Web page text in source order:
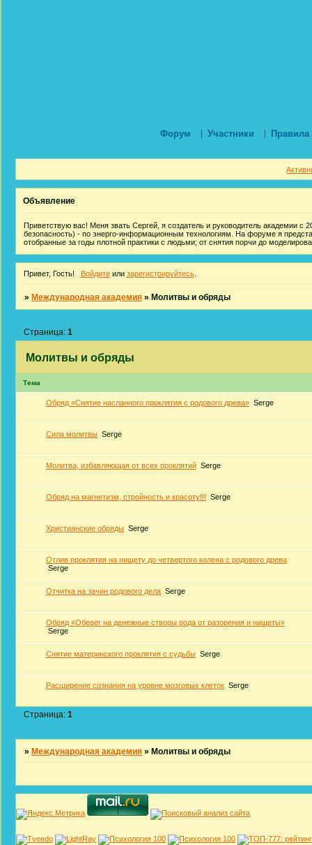
Форум Участники Правила
Объявление
Приветствую вас! Меня звать Сергей, я создатель и руководитель академии с
безопасность) - по энерго-информационным технологиям. На форуме я
отобранные за годы плотной практики с людьми; от снятия порчи до
Привет, Гость! Войдитеили зарегистрируйтесь.
»Международная академия »Молитвы и обряды
Молитвы и обряды
Страница:1
Тема
Обряд «Снятие насланного проклятия с родового древа» Serge
Сила молитвы Serge
Молитва, избавляющая от всех проклятий Serge
Обряд на магнетизм, стройность и красоту!!! Serge
Христианские обряды Serge
Отлив проклятия на нищету до четвертого колена с родового древа
Serge
Отчитка на зачин родового дела Serge
Обряд «Оберег на денежные створы рода от разорения и нищеты»
Serge
Снятие материнского проклятия с судьбы Serge
Расширение сознания на уровне мозговых клеток Serge
Страница:1
» Международная академия » Молитвы и обряды